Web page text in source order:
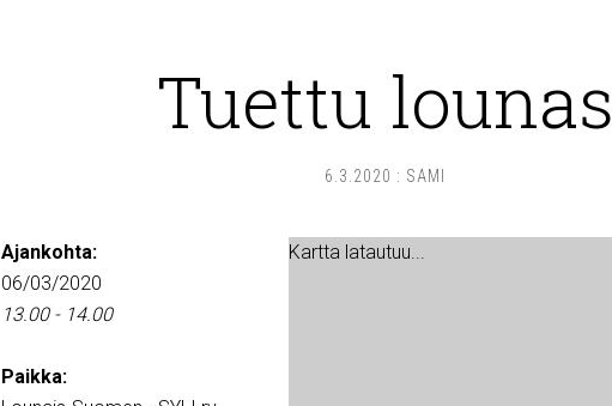
Tuettu lounas
6.3.2020 : SAMI
Kartta latautuu...
Ajankohta:
06/03/2020
13.00 - 14.00
Paikka: